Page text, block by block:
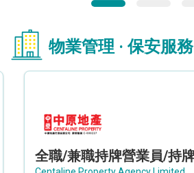
物業管理 · 保安服務